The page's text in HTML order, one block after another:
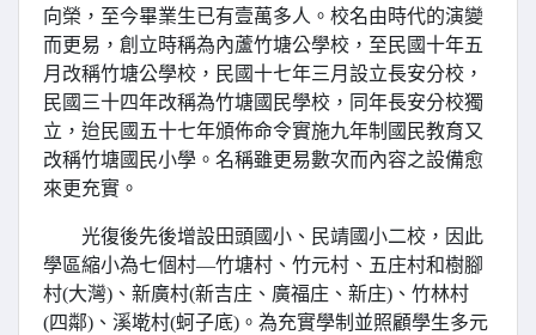
向榮，至今畢業生已有壹萬多人。校名由時代的演變
而更易，創立時稱為內蘆竹塘公學校，至民國十年五
月改稱竹塘公學校，民國十七年三月設立長安分校，
民國三十四年改稱為竹塘國民學校，同年長安分校獨
立，迨民國五十七年頒佈命令實施九年制國民教育又
改稱竹塘國民小學。名稱雖更易數次而內容之設備愈
來更充實。
光復後先後增設田頭國小、民靖國小二校，因此
學區縮小為七個村—竹塘村、竹元村、五庄村和樹腳
村(大灣)、新廣村(新吉庄、廣福庄、新庄)、竹林村
(四鄰)、溪墘村(蚵子底)。 為充實學制並照顧學生多元